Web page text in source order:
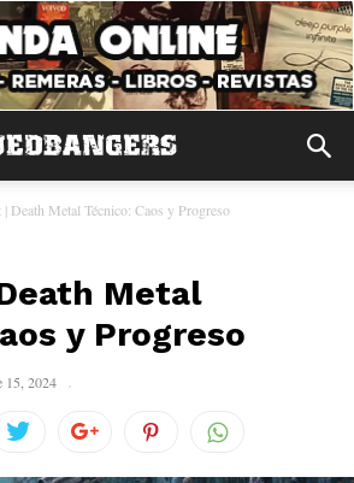
| Death Metal Técnico: Caos y Progreso
Metal
y Progreso
15, 2024